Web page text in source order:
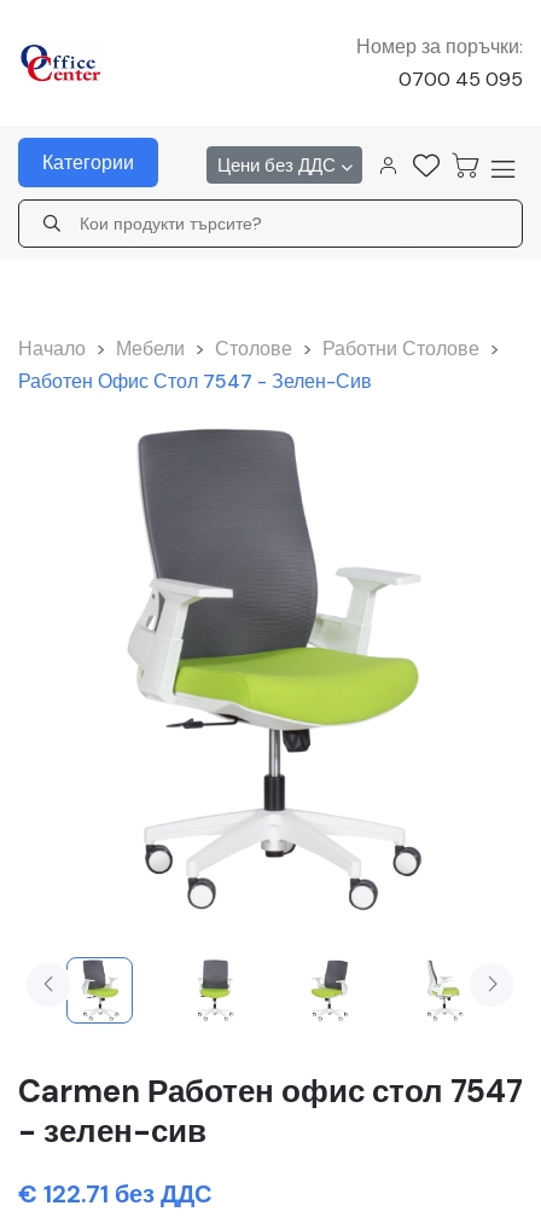
Номер за поръчки:
0700 45 095
Категории Цени без ДДС
Начало > Мебели > Столове > Работни Столове >
Работен Офис Стол 7547 - Зелен-Сив
Carmen Работен офис стол 7547
- зелен-сив
€ 122.71 без ДДС